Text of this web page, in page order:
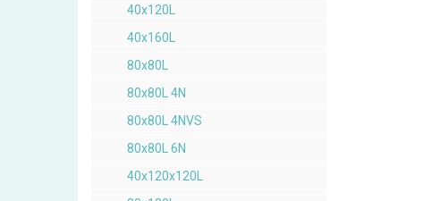
40x120L
40x160L
80x80L
80x80L 4N
80x80L 4NVS
80x80L 6N
40x120x120L